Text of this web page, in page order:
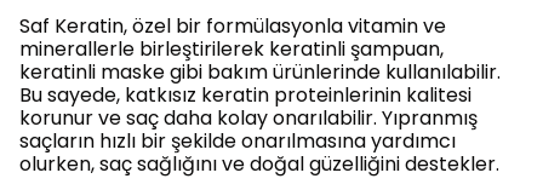
Saf Keratin, özel bir formülasyonla vitamin ve
minerallerle birleştirilerek keratinli şampuan,
keratinli maske gibi bakım ürünlerinde kullanılabilir.
Bu sayede, katkısız keratin proteinlerinin kalitesi
korunur ve saç daha kolay onarılabilir. Yıpranmış
saçların hızlı bir şekilde onarılmasına yardımcı
olurken, saç sağlığını ve doğal güzelliğini destekler.